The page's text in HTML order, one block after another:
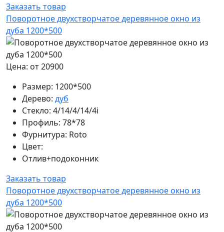
Заказать товар
Поворотное двухстворчатое деревянное окно из
дуба 1200*500
Цена: от 20900
Размер: 1200*500
Дерево: дуб
Стекло: 4/14/4/14/4i
Профиль: 78*78
Фурнитура: Roto
Цвет:
Отлив+подоконник
Заказать товар
Поворотное двухстворчатое деревянное окно из
дуба 1200*500